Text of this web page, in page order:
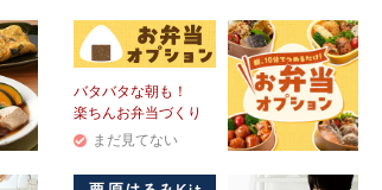
バタバタな朝も！
楽ちんお弁当づくり
まだ見てない